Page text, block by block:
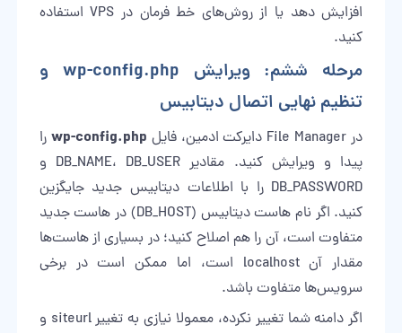
افزایش دهد یا از روش‌های خط فرمان در VPS استفاده
کنید.
مرحله ششم: ویرایش wp-config.php و
تنظیم نهایی اتصال دیتابیس
در File Manager دایرکت ادمین، فایل wp-config.php را
پیدا و ویرایش کنید. مقادیر DB_NAME، DB_USER و
DB_PASSWORD را با اطلاعات دیتابیس جدید جایگزین
کنید. اگر نام هاست دیتابیس (DB_HOST) در هاست جدید
متفاوت است، آن را هم اصلاح کنید؛ در بسیاری از هاست‌ها
مقدار آن localhost است، اما ممکن است در برخی
سرویس‌ها متفاوت باشد.
اگر دامنه شما تغییر نکرده، معمولا نیازی به تغییر siteurl و